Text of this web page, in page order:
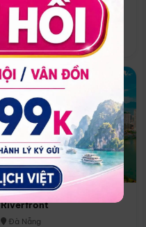
Quoc
Phú Quốc
★ 5.0
Melia Vinpearl Danang
Riverfront
Đà Nẵng